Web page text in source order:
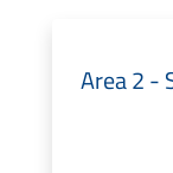
Area 2 -